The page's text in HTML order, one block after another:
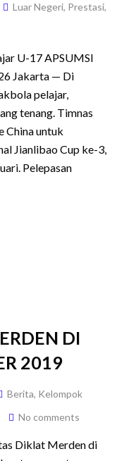
Luar Negeri, Prestasi,
U-17 APSUMSI
Jakarta — Di
pelajar,
tenang. Timnas
China untuk
Jianlibao Cup ke-3,
Pelepasan
DI
2019
Berita, Kelompok
No comments
Diklat Merden di